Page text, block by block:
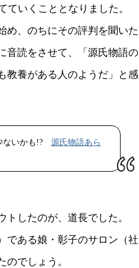
いくこととなりました。
め、のちにその評判を聞いた
音読をさせて、「源氏物語の
教養がある人のようだ」と感
ないかも!? 源氏物語あら
したのが、道長でした。
である娘・彰子のサロン（社
でしょう。